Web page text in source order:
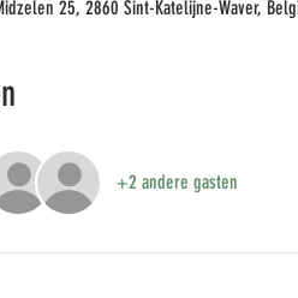
25, 2860 Sint-Katelijne-Waver,
+2 andere gasten